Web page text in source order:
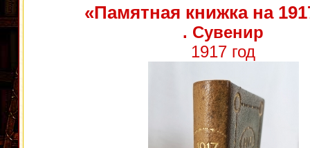
«Памятная книжка на
. Сувенир
1917 год